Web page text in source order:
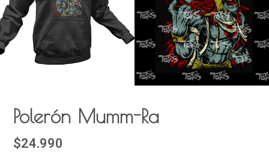
Polerón Mumm-Ra
$24.990